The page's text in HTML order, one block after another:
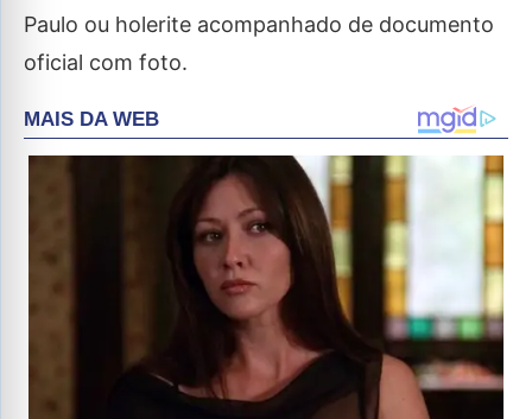
Paulo ou holerite acompanhado de documento
oficial com foto.